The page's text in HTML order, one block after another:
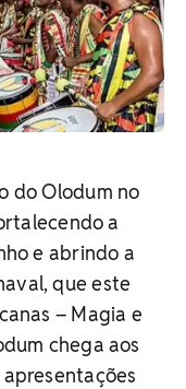
do Olodum no
a
e abrindo a
que este
– Magia e
chega aos